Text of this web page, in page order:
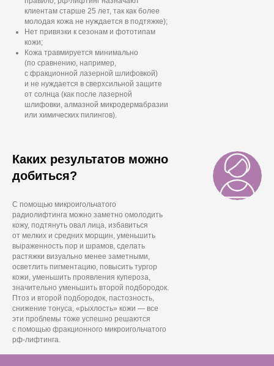
клиентам старше 25 лет, так как более
молодая кожа не нуждается в подтяжке);
Нет привязки к сезонам и фототипам
кожи;
Кожа травмируется минимально
(по сравнению, например,
с фракционной лазерной шлифовкой)
и не нуждается в сверхсильной защите
от солнца (как после лазерной
шлифовки, алмазной микродермабразии
или химических пилингов).
Каких результатов можно
добиться?
С помощью микроигольчатого
радиолифтинга можно заметно омолодить
кожу, подтянуть овал лица, избавиться
от мелких и средних морщин, уменьшить
выраженность пор и шрамов, сделать
растяжки визуально менее заметными,
осветлить пигментацию, повысить тургор
кожи, уменьшить проявления купероза,
значительно уменьшить второй подбородок.
Птоз и второй подбородок, пастозность,
снижение тонуса, «рыхлость» кожи — все
эти проблемы тоже успешно решаются
с помощью фракционного микроигольчатого
рф-лифтинга.